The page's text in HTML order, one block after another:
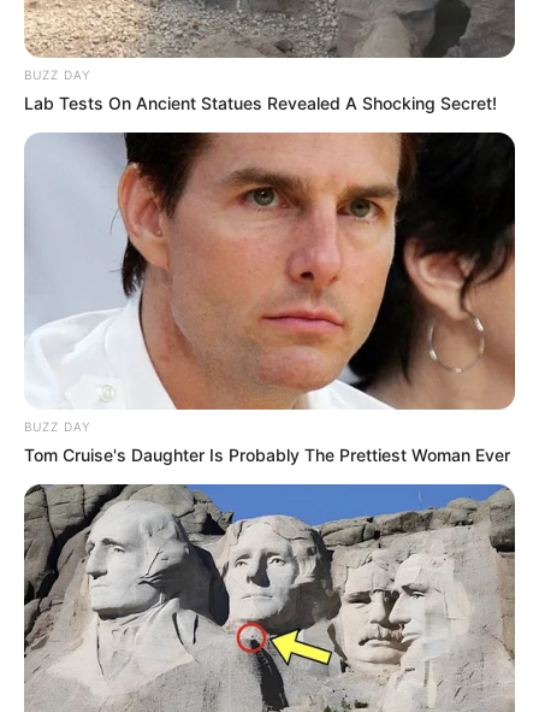
08:58 / 06 Avqust 2026 SİYASƏT
Ceyhun Bayramov Ukraynayagetdi
0
08:57 / 06 Avqust 2026 CƏMİYYƏT
BUZZ DAY
Lab Tests On Ancient Statues Revealed A Shocking Secret!
BUZZ DAY
Tom Cruise's Daughter Is Probably The Prettiest Woman Ever